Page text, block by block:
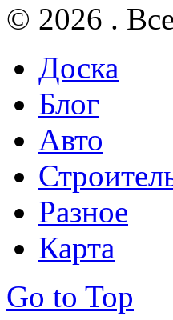
© 2026 .
Доска
Блог
Авто
Разное
Карта
Go to Top